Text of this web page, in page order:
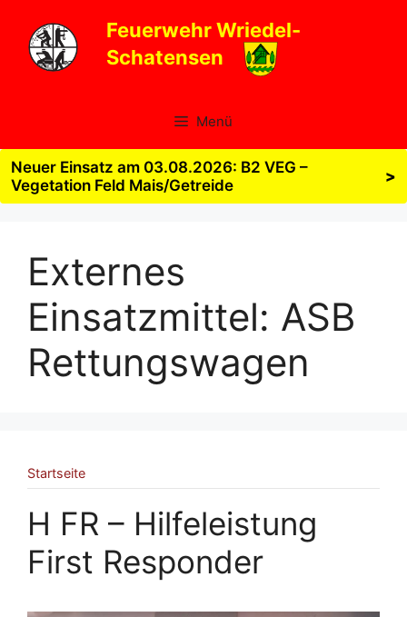
Inhalt
springen
Feuerwehr Wriedel-
Schatensen
Menü
Neuer Einsatz am 03.08.2026: B2 VEG –
Vegetation Feld Mais/Getreide
>
Externes
Einsatzmittel: ASB
Rettungswagen
Startseite
H FR – Hilfeleistung
First Responder